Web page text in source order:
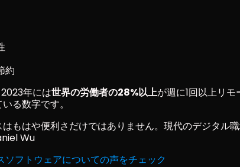
約
年には世界の労働者の28%以上が週に1回以上リ
る数字です。
はもはや便利さだけではありません。現代のデジタル
Wu
ソフトウェアについての声をチェック